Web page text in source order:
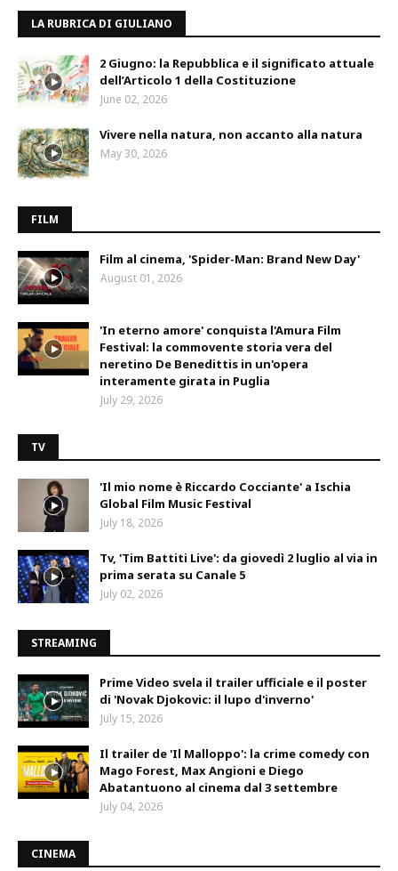
LA RUBRICA DI GIULIANO
2 Giugno: la Repubblica e il significato attuale
dell’Articolo 1 della Costituzione
June 02, 2026
Vivere nella natura, non accanto alla natura
May 30, 2026
FILM
Film al cinema, 'Spider-Man: Brand New Day'
August 01, 2026
'In eterno amore' conquista l'Amura Film
Festival: la commovente storia vera del
neretino De Benedittis in un'opera
interamente girata in Puglia
July 29, 2026
TV
'Il mio nome è Riccardo Cocciante' a Ischia
Global Film Music Festival
July 18, 2026
Tv, 'Tim Battiti Live': da giovedì 2 luglio al via in
prima serata su Canale 5
July 02, 2026
STREAMING
Prime Video svela il trailer ufficiale e il poster
di 'Novak Djokovic: il lupo d'inverno'
July 15, 2026
Il trailer de 'Il Malloppo': la crime comedy con
Mago Forest, Max Angioni e Diego
Abatantuono al cinema dal 3 settembre
July 04, 2026
CINEMA